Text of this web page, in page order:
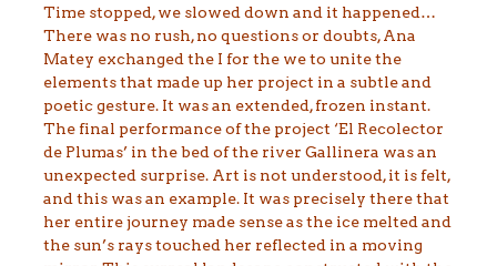
Time stopped, we slowed down and it happened…
There was no rush, no questions or doubts, Ana
Matey exchanged the I for the we to unite the
elements that made up her project in a subtle and
poetic gesture. It was an extended, frozen instant.
The final performance of the project ‘El Recolector
de Plumas’ in the bed of the river Gallinera was an
unexpected surprise. Art is not understood, it is felt,
and this was an example. It was precisely there that
her entire journey made sense as the ice melted and
the sun’s rays touched her reflected in a moving